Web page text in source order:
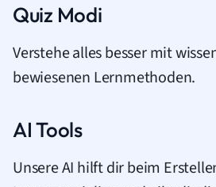
Quiz Modi
Verstehe alles besser mit
bewiesenen Lernmethoden.
AI Tools
Unsere AI hilft dir beim